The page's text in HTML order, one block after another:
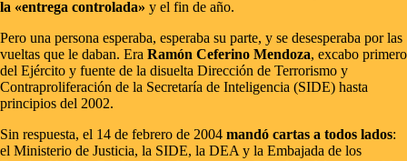
la «entrega controlada» y el fin de año.
Pero una persona esperaba, esperaba su parte, y se desesperaba por las
vueltas que le daban. Era Ramón Ceferino Mendoza, excabo primero
del Ejército y fuente de la disuelta Dirección de Terrorismo y
Contraproliferación de la Secretaría de Inteligencia (SIDE) hasta
principios del 2002.
Sin respuesta, el 14 de febrero de 2004 mandó cartas a todos lados:
el Ministerio de Justicia, la SIDE, la DEA y la Embajada de los